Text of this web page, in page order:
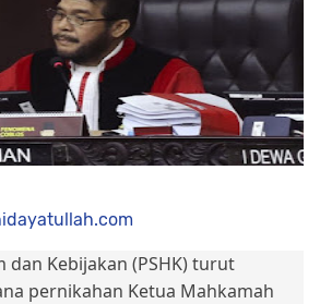
dan Kebijakan (PSHK) turut
pernikahan Ketua Mahkamah